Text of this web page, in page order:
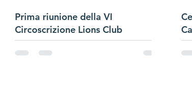
Prima riunione della VI
Circoscrizione Lions Club